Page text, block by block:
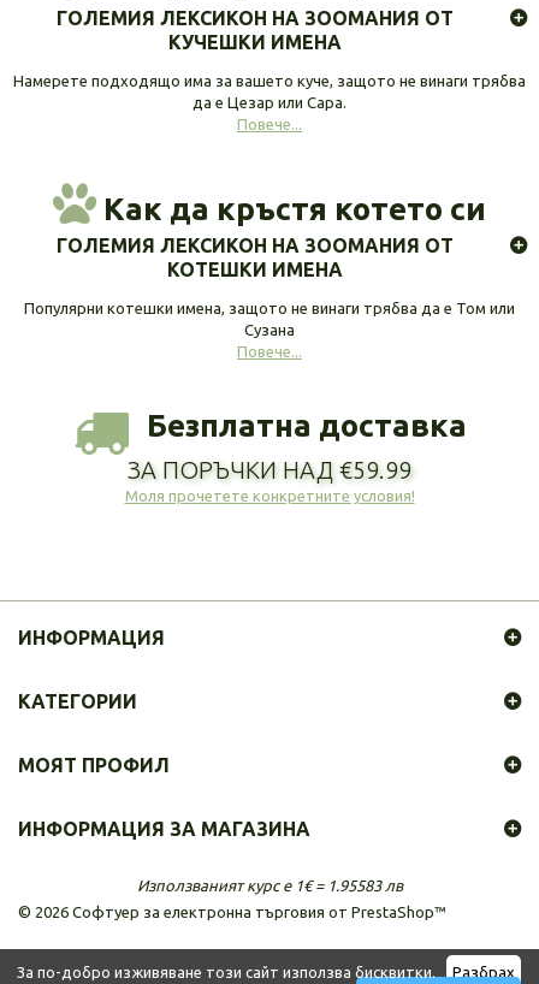
За по-добро изживяване този сайт използва бисквитки. Разбрах
ГОЛЕМИЯ ЛЕКСИКОН НА ЗООМАНИЯ ОТ
КУЧЕШКИ ИМЕНА
Намерете подходящо има за вашето куче, защото не винаги трябва
да е Цезар или Сара.
Повече...
Как да кръстя котето си
ГОЛЕМИЯ ЛЕКСИКОН НА ЗООМАНИЯ ОТ
КОТЕШКИ ИМЕНА
Популярни котешки имена, защото не винаги трябва да е Том или
Сузана
Повече...
Безплатна доставка
ЗА ПОРЪЧКИ НАД €59.99
Моля прочетете конкретните условия!
ИНФОРМАЦИЯ
© 2026 Софтуер за електронна търговия от PrestaShop™
КАТЕГОРИИ
МОЯТ ПРОФИЛ
ИНФОРМАЦИЯ ЗА МАГАЗИНА
Използваният курс е 1€ = 1.95583 лв